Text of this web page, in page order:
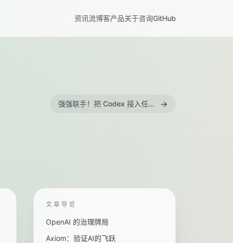
资讯流博客产品关于咨询GitHub
强强联手！把 Codex 接入任何智能体(Claude Code, OpenClaw, Hermes, ...) →
文章导览
OpenAI 的治理牌局
Axiom：验证AI的飞跃